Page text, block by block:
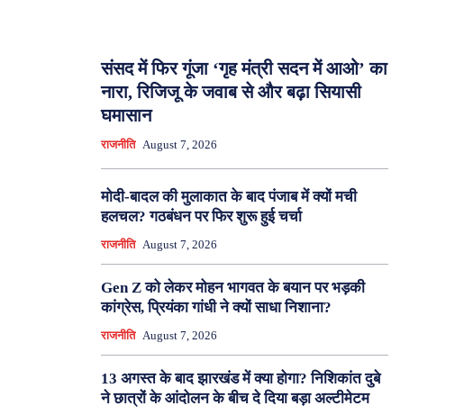
संसद में फिर गूंजा ‘गृह मंत्री सदन में आओ’ का
नारा, रिजिजू के जवाब से और बढ़ा सियासी
घमासान
राजनीति August 7, 2026
मोदी-बादल की मुलाकात के बाद पंजाब में क्यों मची
हलचल? गठबंधन पर फिर शुरू हुई चर्चा
राजनीति August 7, 2026
Gen Z को लेकर मोहन भागवत के बयान पर भड़की
कांग्रेस, प्रियंका गांधी ने क्यों साधा निशाना?
राजनीति August 7, 2026
13 अगस्त के बाद झारखंड में क्या होगा? निशिकांत दुबे
ने छात्रों के आंदोलन के बीच दे दिया बड़ा अल्टीमेटम